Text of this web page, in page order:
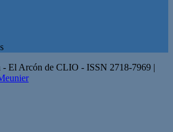
El Arcón de CLIO - ISSN 2718-7969 |